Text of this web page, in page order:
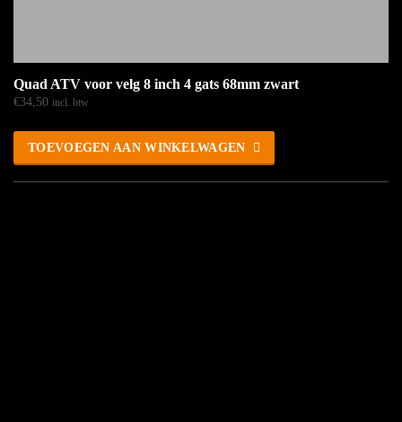
Quad ATV voor velg 8 inch 4 gats 68mm zwart
€34,50 incl. btw
TOEVOEGEN AAN WINKELWAGEN